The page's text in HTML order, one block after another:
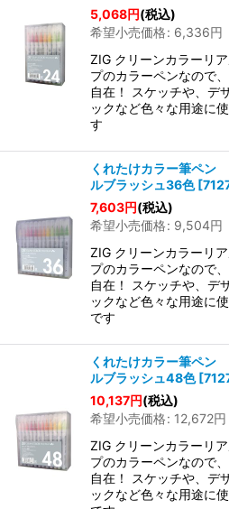
5,068円(税込)
希望小売価格: 6,336円
ZIG クリーンカラーリ
プのカラーペンなので
自在！ スケッチや、デ
ックなど色々な用途に
す
くれたけカラー筆ペン
ルブラッシュ36色 [
7,603円(税込)
希望小売価格: 9,504円
ZIG クリーンカラーリ
プのカラーペンなので
自在！ スケッチや、デ
ックなど色々な用途に
です
くれたけカラー筆ペン
ルブラッシュ48色 [
10,137円(税込)
希望小売価格: 12,672円
ZIG クリーンカラーリ
プのカラーペンなので
自在！ スケッチや、デ
ックなど色々な用途に